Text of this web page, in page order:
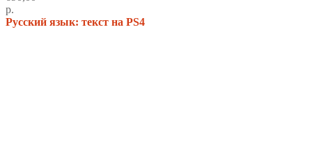
р.
Русский язык: текст на PS4